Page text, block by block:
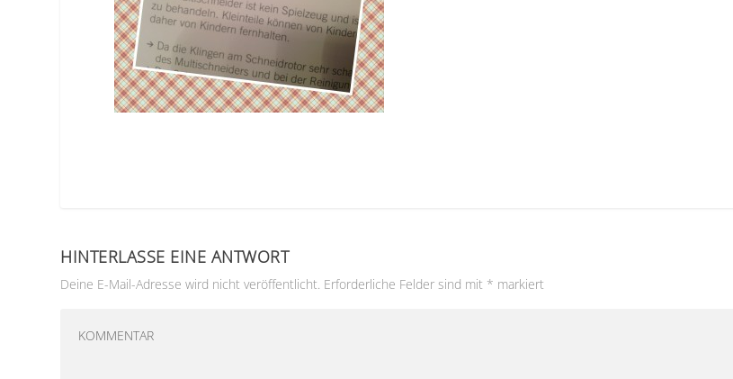
HINTERLASSE EINE ANTWORT
Deine E-Mail-Adresse wird nicht veröffentlicht. Erforderliche Felder sind mit * markiert